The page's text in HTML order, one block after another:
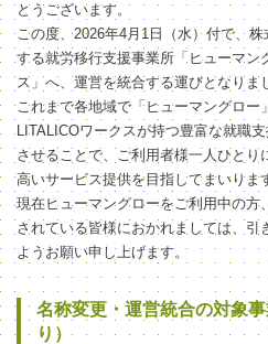
とうございます。
この度、2026年4月1日（水）付で、
する就労移行支援事業所「ヒューマン
ス」へ、運営を統合する運びとなりま
これまで各地域で「ヒューマングロー
LITALICOワークスが持つ豊富な就職
させることで、ご利用者様一人ひと
高いサービス提供を目指してまいりま
現在ヒューマングローをご利用中の方
されている皆様におかれましては、引
ようお願い申し上げます。
名称変更・運営統合の対象
り）